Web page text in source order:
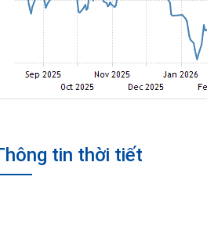
tin thời tiết